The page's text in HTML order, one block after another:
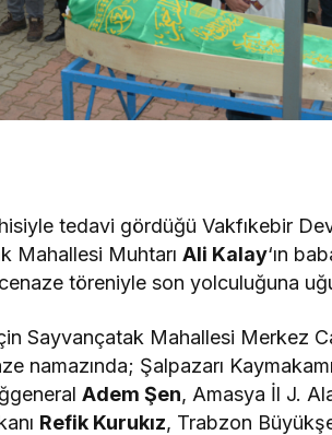
tedavi gördüğü Vakfıkebir
Mahallesi MuhtarıAli Kalay‘ın
töreniyle son yolculuğuna
Sayvançatak Mahallesi Merkez
namazında; Şalpazarı Kaymakamı
Adem Şen, Amasya İl J.
Refik Kurukız, Trabzon